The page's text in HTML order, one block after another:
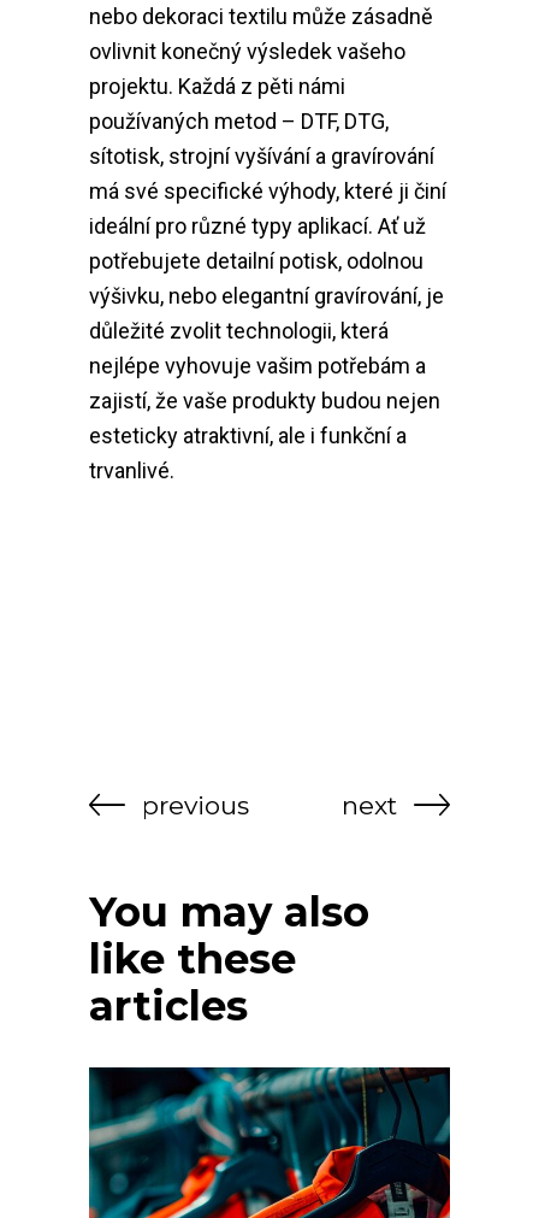
nebo dekoraci textilu může zásadně
ovlivnit konečný výsledek vašeho
projektu. Každá z pěti námi
používaných metod – DTF, DTG,
sítotisk, strojní vyšívání a gravírování
má své specifické výhody, které ji činí
ideální pro různé typy aplikací. Ať už
potřebujete detailní potisk, odolnou
výšivku, nebo elegantní gravírování, je
důležité zvolit technologii, která
nejlépe vyhovuje vašim potřebám a
zajistí, že vaše produkty budou nejen
esteticky atraktivní, ale i funkční a
trvanlivé.
previous next
You may also
like these
articles